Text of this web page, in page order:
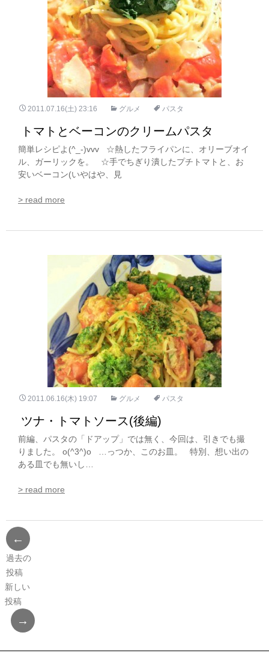
2011.07.16(土) 23:16 グルメ パスタ
トマトとベーコンのクリームパスタ
簡単レシピよ(^_-)vvv ☆熱したフライパンに、オリーブオイ
ル、ガーリックを。 ☆手でちぎり潰したプチトマトと、お
安いベーコン(いやはや、見
> read more
2011.06.16(木) 19:07 グルメ パスタ
ツナ・トマトソース(後編)
前編、パスタの「ドアップ」では無く、今回は、引きでも撮
りました。 o(^3^)o …っつか、このお皿。 特別、想い出の
ある皿でも無いし…
> read more
投
稿
ナ
ビ
ゲ
シ
←
過去の
投稿
新しい
投稿
→